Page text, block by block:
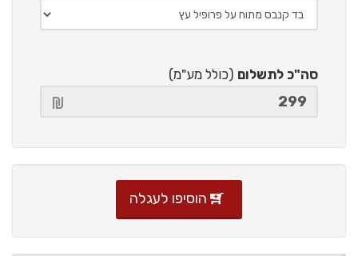
סה"כ לתשלום (כולל מע"מ)
הוסיפו לעגלה